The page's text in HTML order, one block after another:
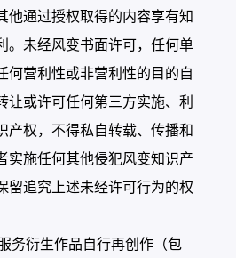
他通过授权取得的内容享有知
。未经风变书面许可，任何单
何营利性或非营利性的目的自
让或许可任何第三方实施、利
产权，不得私自转载、传播和
实施任何其他侵犯风变知识产
留追究上述未经许可行为的权
务衍生作品自行再创作（包